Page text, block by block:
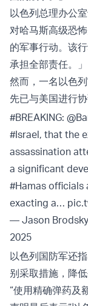
以色列总理办公
对哈马斯高级恐
的军事行动。该
承担全部责任。」
然而，一名以色
先已与美国进行协
#BREAKING:
#Israel, that the
assassination
a significant
#Hamas officials
exacting a…
— Jason
2025
以色列国防军还
别采取措施，降
“使用精确弹药及